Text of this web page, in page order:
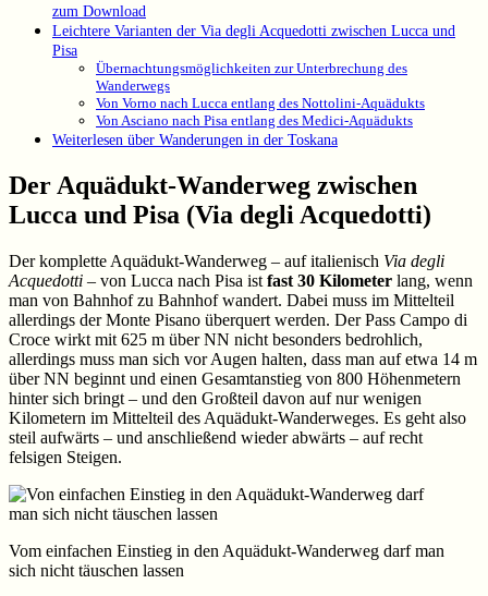
zum Download
Leichtere Varianten der Via degli Acquedotti zwischen Lucca und
Pisa
Übernachtungsmöglichkeiten zur Unterbrechung des
Wanderwegs
Von Vorno nach Lucca entlang des Nottolini-Aquädukts
Von Asciano nach Pisa entlang des Medici-Aquädukts
Weiterlesen über Wanderungen in der Toskana
Der Aquädukt-Wanderweg zwischen
Lucca und Pisa (Via degli Acquedotti)
Der komplette Aquädukt-Wanderweg – auf italienisch Via degli
Acquedotti – von Lucca nach Pisa ist fast 30 Kilometer lang, wenn
man von Bahnhof zu Bahnhof wandert. Dabei muss im Mittelteil
allerdings der Monte Pisano überquert werden. Der Pass Campo di
Croce wirkt mit 625 m über NN nicht besonders bedrohlich,
allerdings muss man sich vor Augen halten, dass man auf etwa 14 m
über NN beginnt und einen Gesamtanstieg von 800 Höhenmetern
hinter sich bringt – und den Großteil davon auf nur wenigen
Kilometern im Mittelteil des Aquädukt-Wanderweges. Es geht also
steil aufwärts – und anschließend wieder abwärts – auf recht
felsigen Steigen.
Vom einfachen Einstieg in den Aquädukt-Wanderweg darf man
sich nicht täuschen lassen